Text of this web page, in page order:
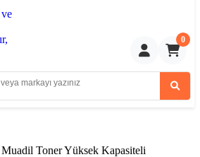
0
Toner Yüksek Kapasiteli